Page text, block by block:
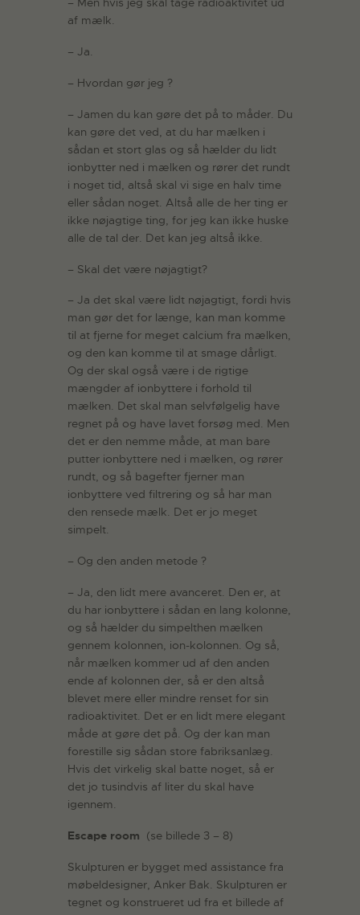
af mælk.
– Ja.
– Hvordan gør jeg ?
– Jamen du kan gøre det på to måder. Du
kan gøre det ved, at du har mælken i
sådan et stort glas og så hælder du lidt
ionbytter ned i mælken og rører det rundt
i noget tid, altså skal vi sige en halv time
eller sådan noget. Altså alle de her ting er
ikke nøjagtige ting, for jeg kan ikke huske
alle de tal der. Det kan jeg altså ikke.
– Skal det være nøjagtigt?
– Ja det skal være lidt nøjagtigt, fordi hvis
man gør det for længe, kan man komme
til at fjerne for meget calcium fra mælken,
og den kan komme til at smage dårligt.
Og der skal også være i de rigtige
mængder af ionbyttere i forhold til
mælken. Det skal man selvfølgelig have
regnet på og have lavet forsøg med. Men
det er den nemme måde, at man bare
putter ionbyttere ned i mælken, og rører
rundt, og så bagefter fjerner man
ionbyttere ved filtrering og så har man
den rensede mælk. Det er jo meget
simpelt.
– Og den anden metode ?
– Ja, den lidt mere avanceret. Den er, at
du har ionbyttere i sådan en lang kolonne,
og så hælder du simpelthen mælken
gennem kolonnen, ion-kolonnen. Og så,
når mælken kommer ud af den anden
ende af kolonnen der, så er den altså
blevet mere eller mindre renset for sin
radioaktivitet. Det er en lidt mere elegant
måde at gøre det på. Og der kan man
forestille sig sådan store fabriksanlæg.
Hvis det virkelig skal batte noget, så er
det jo tusindvis af liter du skal have
igennem.
Escape room (se billede 3 – 8)
Skulpturen er bygget med assistance fra
møbeldesigner, Anker Bak. Skulpturen er
tegnet og konstrueret ud fra et billede af